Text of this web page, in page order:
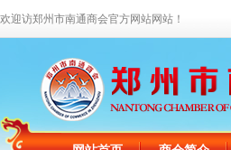
欢迎访郑州市南通商会官方网站网站！